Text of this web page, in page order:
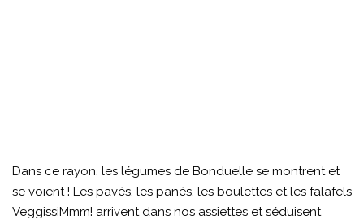
Dans ce rayon, les légumes de Bonduelle se montrent et
se voient ! Les pavés, les panés, les boulettes et les falafels
VeggissiMmm! arrivent dans nos assiettes et séduisent